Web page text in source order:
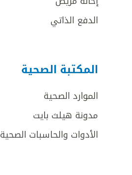
الدفع الذاتي
المكتبة الصحية
الموارد الصحية
مدونة هيلث بايت
الأدوات والحاسبات الصحية